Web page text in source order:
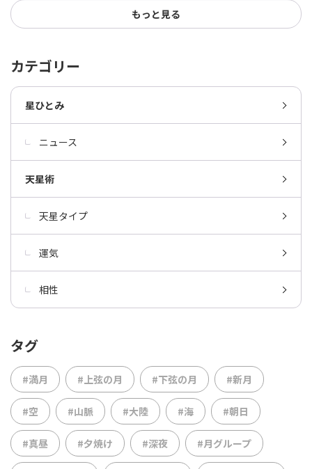
もっと見る
カテゴリー
星ひとみ
ニュース
天星術
天星タイプ
運気
相性
タグ
#満月 #上弦の月 #下弦の月 #新月
#空 #山脈 #大陸 #海 #朝日
#真昼 #夕焼け #深夜 #月グループ